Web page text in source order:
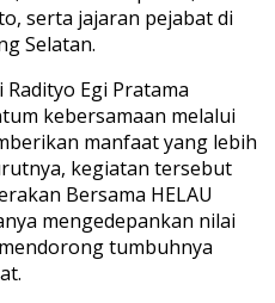
serta jajaran pejabat di
Selatan.
Egi Pratama
kebersamaan melalui
manfaat yang lebih
kegiatan tersebut
Bersama HELAU
mengedepankan nilai
tumbuhnya